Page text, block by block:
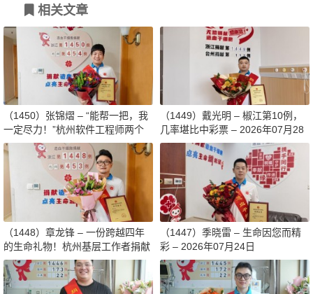
相关文章
（1450）张锦熠 – “能帮一把，我
一定尽力！”杭州软件工程师两个
月减重13斤赴生命之约 – 2026年0
8月03日
（1449）戴光明 – 椒江第10例，
几率堪比中彩票 – 2026年07月28
日
（1448）章龙锋 – 一份跨越四年
的生命礼物！杭州基层工作者捐献
造血干细胞传递希望 – 2026年07
月27日
（1447）季晓雷 – 生命因您而精
彩 – 2026年07月24日